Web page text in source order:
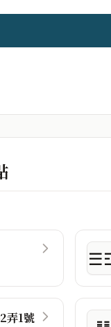
弄1號